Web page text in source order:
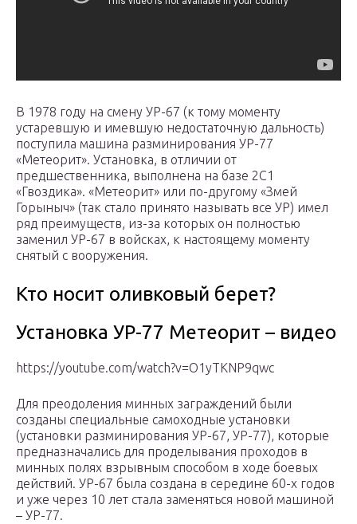
В 1978 году на смену УР-67 (к тому моменту
устаревшую и имевшую недостаточную дальность)
поступила машина разминирования УР-77
«Метеорит». Установка, в отличии от
предшественника, выполнена на базе 2С1
«Гвоздика». «Метеорит» или по-другому «Змей
Горыныч» (так стало принято называть все УР) имел
ряд преимуществ, из-за которых он полностью
заменил УР-67 в войсках, к настоящему моменту
снятый с вооружения.
Кто носит оливковый берет?
Установка УР-77 Метеорит – видео
https://youtube.com/watch?v=O1yTKNP9qwc
Для преодоления минных заграждений были
созданы специальные самоходные установки
(установки разминирования УР-67, УР-77), которые
предназначались для проделывания проходов в
минных полях взрывным способом в ходе боевых
действий. УР-67 была создана в середине 60-х годов
и уже через 10 лет стала заменяться новой машиной
– УР-77.